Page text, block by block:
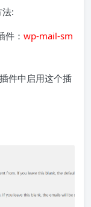
:
件： wp-mail-sm
件中启用这个插